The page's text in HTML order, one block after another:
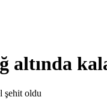
altında
şehit oldu